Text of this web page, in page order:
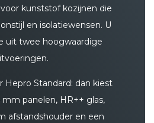
kunststof kozijnen die
en isolatiewensen. U
uit twee hoogwaardige
Hepro Standard: dan kiest
mm panelen, HR++ glas,
afstandshouder en een